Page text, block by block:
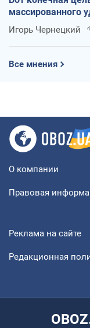
массированного
Игорь Чернецкий
Все мнения
О компании
Правовая
Реклама на сайте
Редакционная